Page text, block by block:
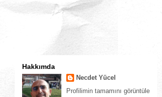
Hakkımda
Necdet Yücel
Profilimin tamamını görüntüle